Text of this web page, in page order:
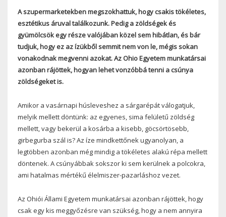
A szupermarketekben megszokhattuk, hogy csakis tökéletes,
esztétikus áruval találkozunk. Pedig a zöldségek és
gyümölcsök egy része valójában közel sem hibátlan, és bár
tudjuk, hogy ez az ízükből semmit nem von le, mégis sokan
vonakodnak megvenni azokat. Az Ohio Egyetem munkatársai
azonban rájöttek, hogyan lehet vonzóbbá tenni a csúnya
zöldségeket is.
Amikor a vasárnapi húsleveshez a sárgarépát válogatjuk,
melyik mellett döntünk: az egyenes, sima felületű zöldség
mellett, vagy bekerül a kosárba a kisebb, göcsörtösebb,
girbegurba szál is? Az íze mindkettőnek ugyanolyan, a
legtöbben azonban még mindig a tökéletes alakú répa mellett
döntenek. A csúnyábbak sokszor ki sem kerülnek a polcokra,
ami hatalmas mértékű élelmiszer-pazarláshoz vezet.
Az Ohiói Állami Egyetem munkatársai azonban rájöttek, hogy
csak egy kis meggyőzésre van szükség, hogy a nem annyira